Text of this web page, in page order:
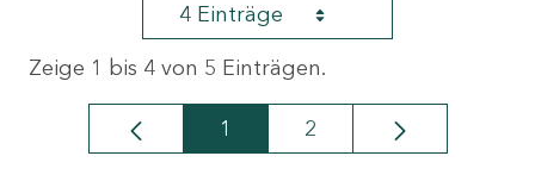
4 Einträge
Zeige 1 bis 4 von 5 Einträgen.
Seite
1 Seite
2